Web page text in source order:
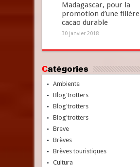
Madagascar, pour la
promotion d’une filière
cacao durable
30 janvier 2018
Catégories
Ambiente
Blog'trotters
Blog'trotters
Blog'trotters
Breve
Brèves
Brèves touristiques
Cultura